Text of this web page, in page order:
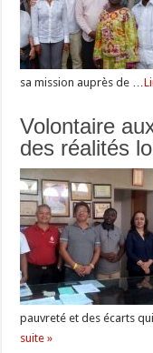
sa mission auprès de …
Volontaire
des réalités
pauvreté et des écarts
suite »